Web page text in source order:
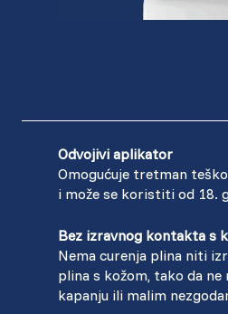
Odvojivi aplikator
Omogućuje tretman
i može se koristiti od 18.
Bez izravnog kontakta s
Nema curenja plina niti
plina s kožom, tako da
kapanju ili malim